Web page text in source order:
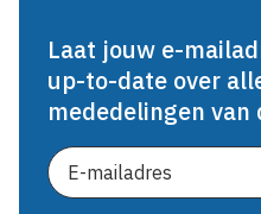
Laat jouw e-
up-to-date over
mededelingen van